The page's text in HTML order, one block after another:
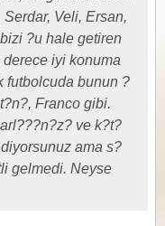
Veli, Ersan,
?u hale getiren
iyi konuma
futbolcuda bunun ?
Franco gibi.
ve k?t?
ama s?
gelmedi. Neyse